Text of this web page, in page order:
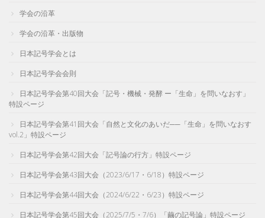
学会の沿革
学会の沿革・出版物
日本記号学会とは
日本記号学会会則
日本記号学会第40回大会「記号・機械・発酵 ー「生命」を問いなおす」
特設ページ
日本記号学会第41回大会「自然と文化のあいだ──「生命」を問いなおす
vol.2」特設ページ
日本記号学会第42回大会「記号論の行方」特設ページ
日本記号学会第43回大会（2023/6/17・6/18）特設ページ
日本記号学会第44回大会（2024/6/22・6/23）特設ページ
日本記号学会第45回大会（2025/7/5・7/6）「繭の記号論」特設ページ